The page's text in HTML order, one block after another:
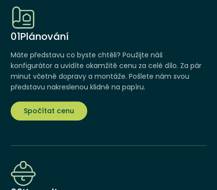
01Plánování
Máte představu co byste chtěli? Použijte náš
konfigurátor a uvidíte okamžitě cenu za celé dílo. Za pár
minut včetně dopravy a montáže. Pošlete nám svou
představu nakreslenou klidně na papíru.
Spočítat cenu